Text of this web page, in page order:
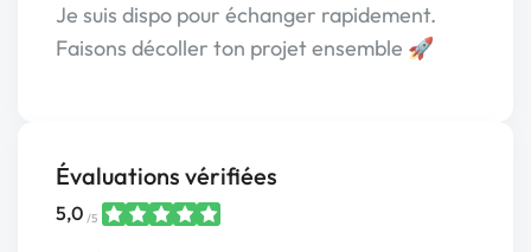
Je suis dispo pour échanger rapidement.
Faisons décoller ton projet ensemble 🚀
Évaluations vérifiées
5,0 /5